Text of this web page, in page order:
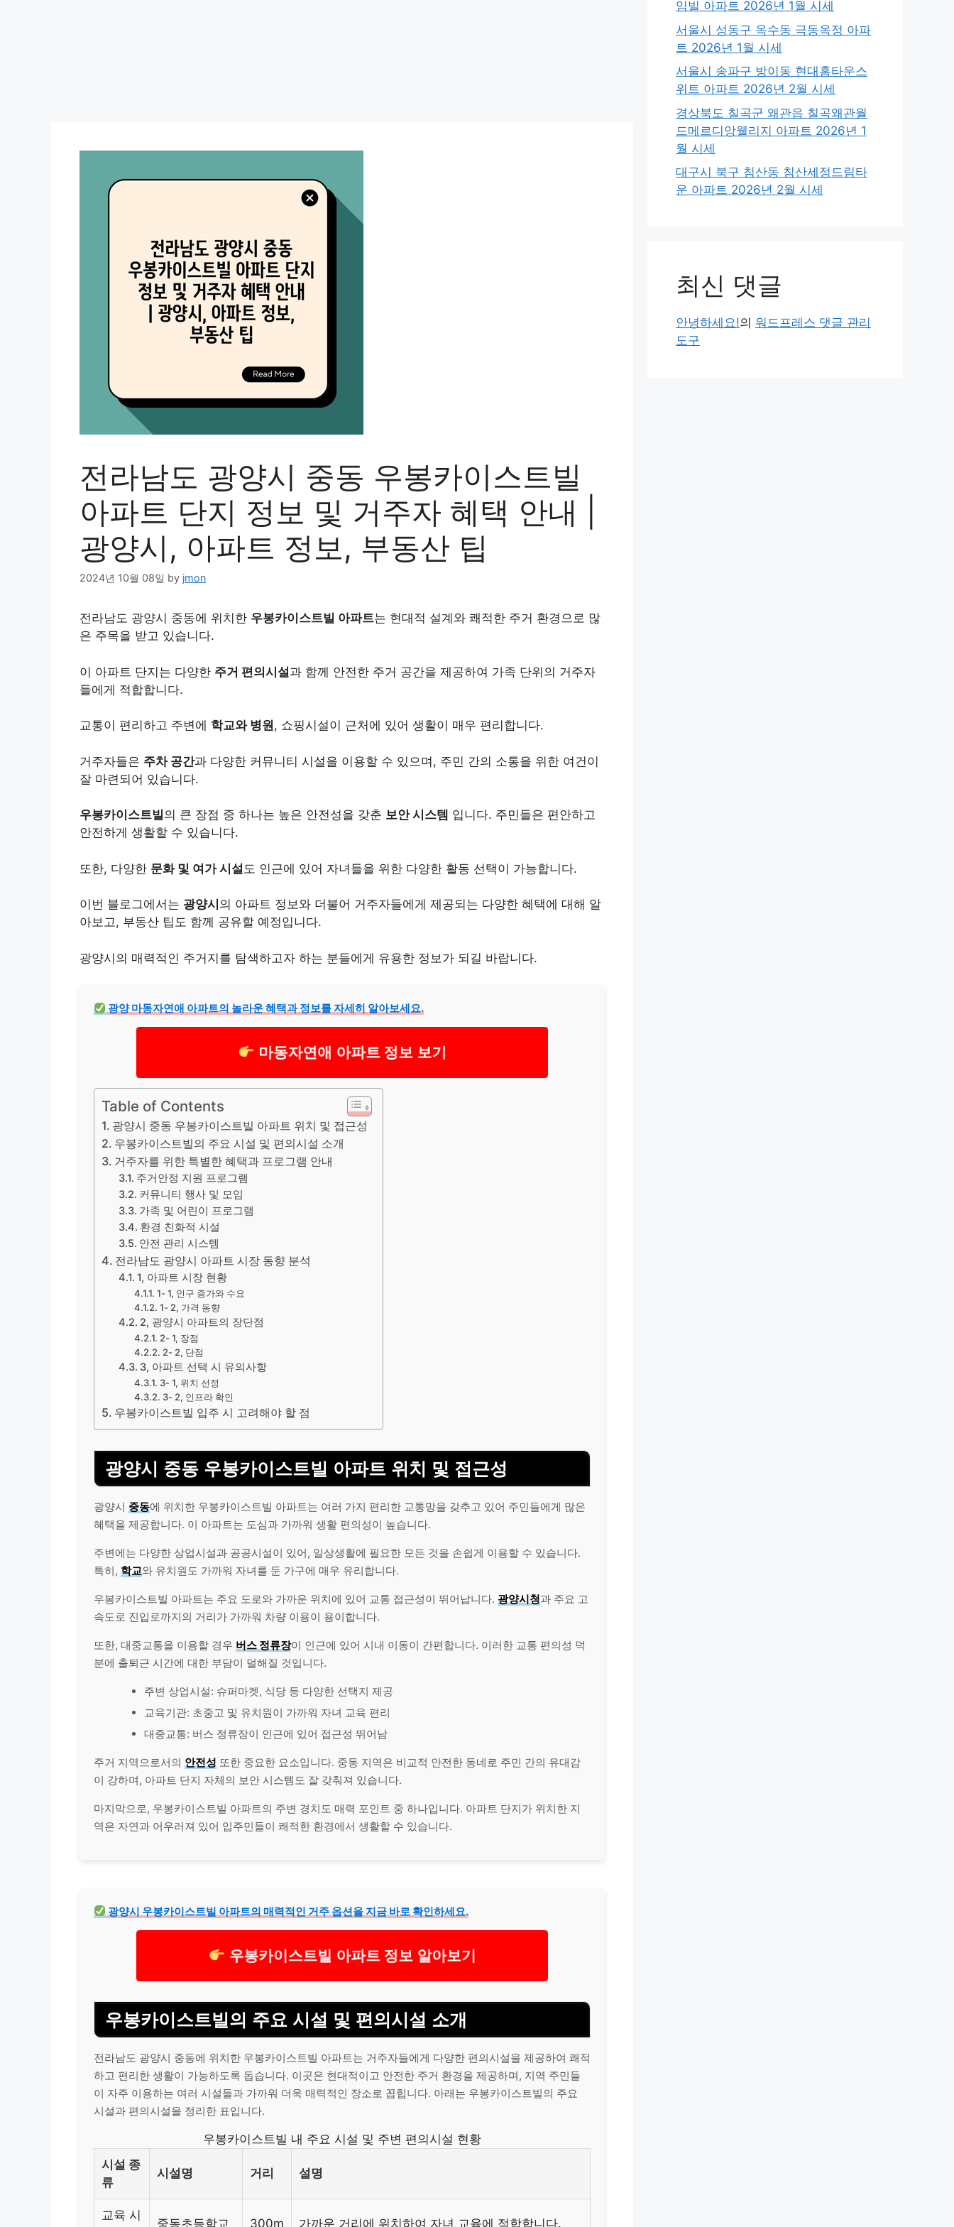
전라남도 광양시 중동 우봉카이스트빌
아파트 단지 정보 및 거주자 혜택 안내 |
광양시, 아파트 정보, 부동산 팁
2024년 10월 08일 by jmon
전라남도 광양시 중동에 위치한 우봉카이스트빌 아파트는 현대적 설계와 쾌적한 주거 환경으로 많
은 주목을 받고 있습니다.
이 아파트 단지는 다양한 주거 편의시설과 함께 안전한 주거 공간을 제공하여 가족 단위의 거주자
들에게 적합합니다.
교통이 편리하고 주변에 학교와 병원, 쇼핑시설이 근처에 있어 생활이 매우 편리합니다.
거주자들은 주차 공간과 다양한 커뮤니티 시설을 이용할 수 있으며, 주민 간의 소통을 위한 여건이
잘 마련되어 있습니다.
우봉카이스트빌의 큰 장점 중 하나는 높은 안전성을 갖춘 보안 시스템 입니다. 주민들은 편안하고
안전하게 생활할 수 있습니다.
또한, 다양한 문화 및 여가 시설 도 인근에 있어 자녀들을 위한 다양한 활동 선택이 가능합니다.
이번 블로그에서는 광양시 의 아파트 정보와 더불어 거주자들에게 제공되는 다양한 혜택에 대해 알
아보고, 부동산 팁도 함께 공유할 예정입니다.
광양시의 매력적인 주거지를 탐색하고자 하는 분들에게 유용한 정보가 되길 바랍니다.
광양 마동자연애 아파트의 놀라운 혜택과 정보를 자세히 알아보세요.
마동자연애 아파트 정보 보기
Table of Contents
광양시 중동 우봉카이스트빌 아파트 위치 및 접근성
우봉카이스트빌의 주요 시설 및 편의시설 소개
거주자를 위한 특별한 혜택과 프로그램 안내
주거안정 지원 프로그램
커뮤니티 행사 및 모임
가족 및 어린이 프로그램
환경 친화적 시설
안전 관리 시스템
전라남도 광양시 아파트 시장 동향 분석
1, 아파트 시장 현황
1- 1, 인구 증가와 수요
1- 2, 가격 동향
2, 광양시 아파트의 장단점
2- 1, 장점
2- 2, 단점
3, 아파트 선택 시 유의사항
3- 1, 위치 선정
3- 2, 인프라 확인
우봉카이스트빌 입주 시 고려해야 할 점
광양시 중동 우봉카이스트빌 아파트 위치 및 접근성
광양시 중동에 위치한 우봉카이스트빌 아파트는 여러 가지 편리한 교통망을 갖추고 있어 주민들에게 많은
혜택을 제공합니다. 이 아파트는 도심과 가까워 생활 편의성이 높습니다.
주변에는 다양한 상업시설과 공공시설이 있어, 일상생활에 필요한 모든 것을 손쉽게 이용할 수 있습니다.
특히, 학교와 유치원도 가까워 자녀를 둔 가구에 매우 유리합니다.
우봉카이스트빌 아파트는 주요 도로와 가까운 위치에 있어 교통 접근성이 뛰어납니다. 광양시청과 주요 고
속도로 진입로까지의 거리가 가까워 차량 이용이 용이합니다.
또한, 대중교통을 이용할 경우 버스 정류장이 인근에 있어 시내 이동이 간편합니다. 이러한 교통 편의성 덕
분에 출퇴근 시간에 대한 부담이 덜해질 것입니다.
주변 상업시설: 슈퍼마켓, 식당 등 다양한 선택지 제공
교육기관: 초중고 및 유치원이 가까워 자녀 교육 편리
대중교통: 버스 정류장이 인근에 있어 접근성 뛰어남
주거 지역으로서의 안전성 또한 중요한 요소입니다. 중동 지역은 비교적 안전한 동네로 주민 간의 유대감
이 강하며, 아파트 단지 자체의 보안 시스템도 잘 갖춰져 있습니다.
마지막으로, 우봉카이스트빌 아파트의 주변 경치도 매력 포인트 중 하나입니다. 아파트 단지가 위치한 지
역은 자연과 어우러져 있어 입주민들이 쾌적한 환경에서 생활할 수 있습니다.
광양시 우봉카이스트빌 아파트의 매력적인 거주 옵션을 지금 바로 확인하세요.
우봉카이스트빌 아파트 정보 알아보기
우봉카이스트빌의 주요 시설 및 편의시설 소개
전라남도 광양시 중동에 위치한 우봉카이스트빌 아파트는 거주자들에게 다양한 편의시설을 제공하여 쾌적
하고 편리한 생활이 가능하도록 돕습니다. 이곳은 현대적이고 안전한 주거 환경을 제공하며, 지역 주민들
이 자주 이용하는 여러 시설들과 가까워 더욱 매력적인 장소로 꼽힙니다. 아래는 우봉카이스트빌의 주요
시설과 편의시설을 정리한 표입니다.
우봉카이스트빌 내 주요 시설 및 주변 편의시설 현황
시설 종
류
시설명 거리 설명
교육 시
중동초등학교 300m 가까운 거리에 위치하여 자녀 교육에 적합합니다.
임빌 아파트 2026년 1월 시세
서울시 성동구 옥수동 극동옥정 아파
트 2026년 1월 시세
서울시 송파구 방이동 현대홈타운스
위트 아파트 2026년 2월 시세
경상북도 칠곡군 왜관읍 칠곡왜관월
드메르디앙웰리지 아파트 2026년 1
월 시세
대구시 북구 침산동 침산세정드림타
운 아파트 2026년 2월 시세
최신 댓글
안녕하세요!의 워드프레스 댓글 관리
도구